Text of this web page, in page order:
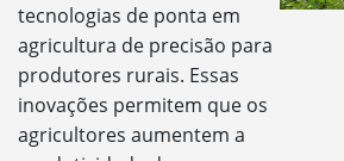
tecnologias de ponta em
agricultura de precisão para
produtores rurais. Essas
inovações permitem que os
agricultores aumentem a